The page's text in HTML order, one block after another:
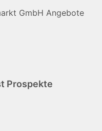
GmbH Angebote
Prospekte